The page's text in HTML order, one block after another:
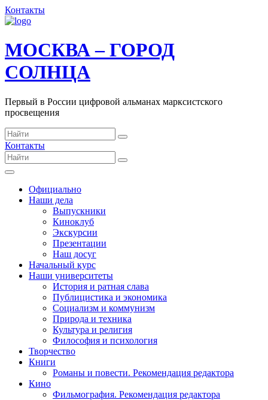
Контакты
МОСКВА – ГОРОД
СОЛНЦА
Первый в России цифровой альманах марксистского
просвещения
Контакты
Официально
Наши дела
Выпускники
Киноклуб
Экскурсии
Презентации
Наш досуг
Начальный курс
Наши университеты
История и ратная слава
Публицистика и экономика
Социализм и коммунизм
Природа и техника
Культура и религия
Философия и психология
Творчество
Книги
Романы и повести. Рекомендация редактора
Кино
Фильмография. Рекомендация редактора